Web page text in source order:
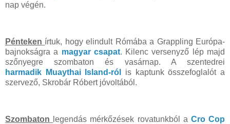
nap végén.
Pénteken írtuk, hogy elindult Rómába a Grappling Európa-
bajnokságra a magyar csapat. Kilenc versenyző lép majd
szőnyegre szombaton és vasárnap. A szentedrei
harmadik Muaythai Island-ról
is kaptunk összefoglalót a
szervező, Skrobár Róbert jóvoltából.
Szombaton legendás mérkőzések rovatunkból a Cro Cop